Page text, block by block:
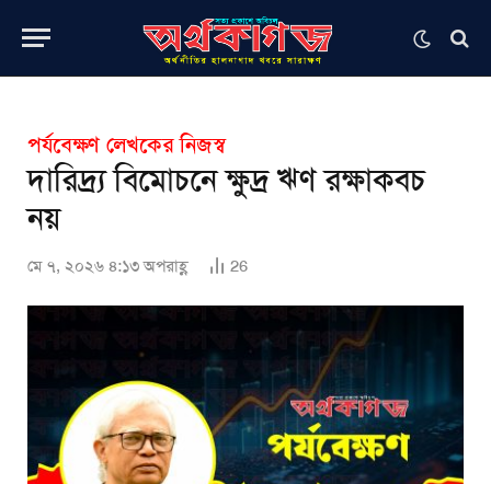
পর্যবেক্ষণ লেখকের নিজস্ব
দারিদ্র্য বিমোচনে ক্ষুদ্র ঋণ রক্ষাকবচ
নয়
মে ৭, ২০২৬ ৪:১৩ অপরাহ্ণ 26